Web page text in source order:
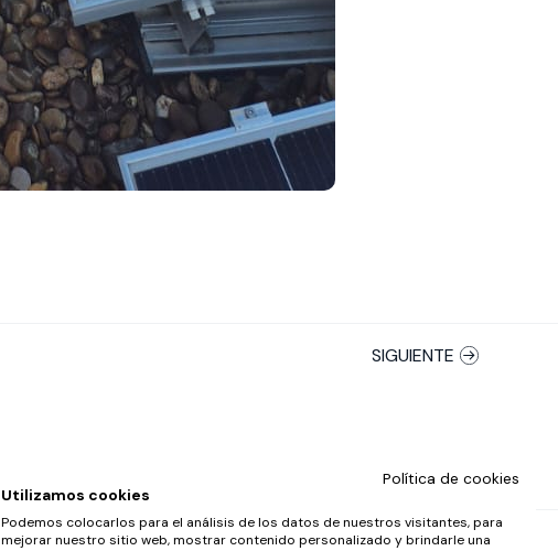
SIGUIENTE
Política de cookies
Utilizamos cookies
Podemos colocarlos para el análisis de los datos de nuestros visitantes, para
mejorar nuestro sitio web, mostrar contenido personalizado y brindarle una